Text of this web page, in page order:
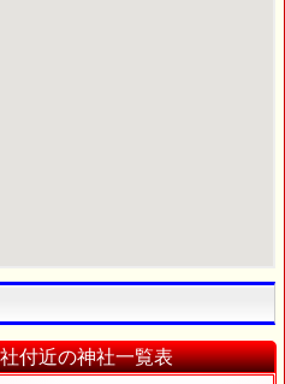
付近の神社一覧表